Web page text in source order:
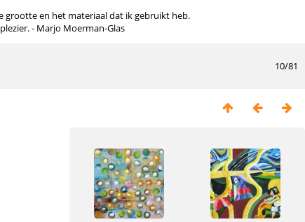
grootte en het materiaal dat ik gebruikt heb.
- Marjo Moerman-Glas
10/81